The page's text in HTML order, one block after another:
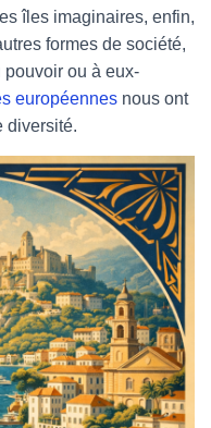
I
O
N
îles imaginaires, enfin,
formes de société,
pouvoir ou à eux-
européennes nous ont
diversité.